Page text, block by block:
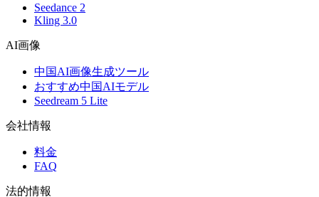
Seedance 2
Kling 3.0
AI画像
中国AI画像生成ツール
おすすめ中国AIモデル
Seedream 5 Lite
会社情報
料金
FAQ
法的情報